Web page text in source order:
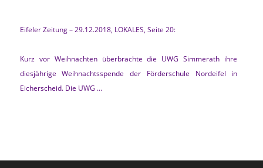
Eifeler Zeitung – 29.12.2018, LOKALES, Seite 20:
Kurz vor Weihnachten überbrachte die UWG Simmerath ihre
diesjährige Weihnachtsspende der Förderschule Nordeifel in
Eicherscheid. Die UWG …